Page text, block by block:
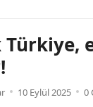
10 Eylül 2025 0